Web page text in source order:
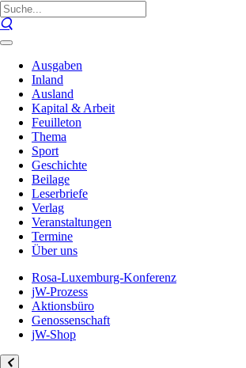
Ausgaben
Inland
Ausland
Kapital & Arbeit
Feuilleton
Thema
Sport
Geschichte
Beilage
Leserbriefe
Verlag
Veranstaltungen
Termine
Über uns
Rosa-Luxemburg-Konferenz
jW-Prozess
Aktionsbüro
Genossenschaft
jW-Shop